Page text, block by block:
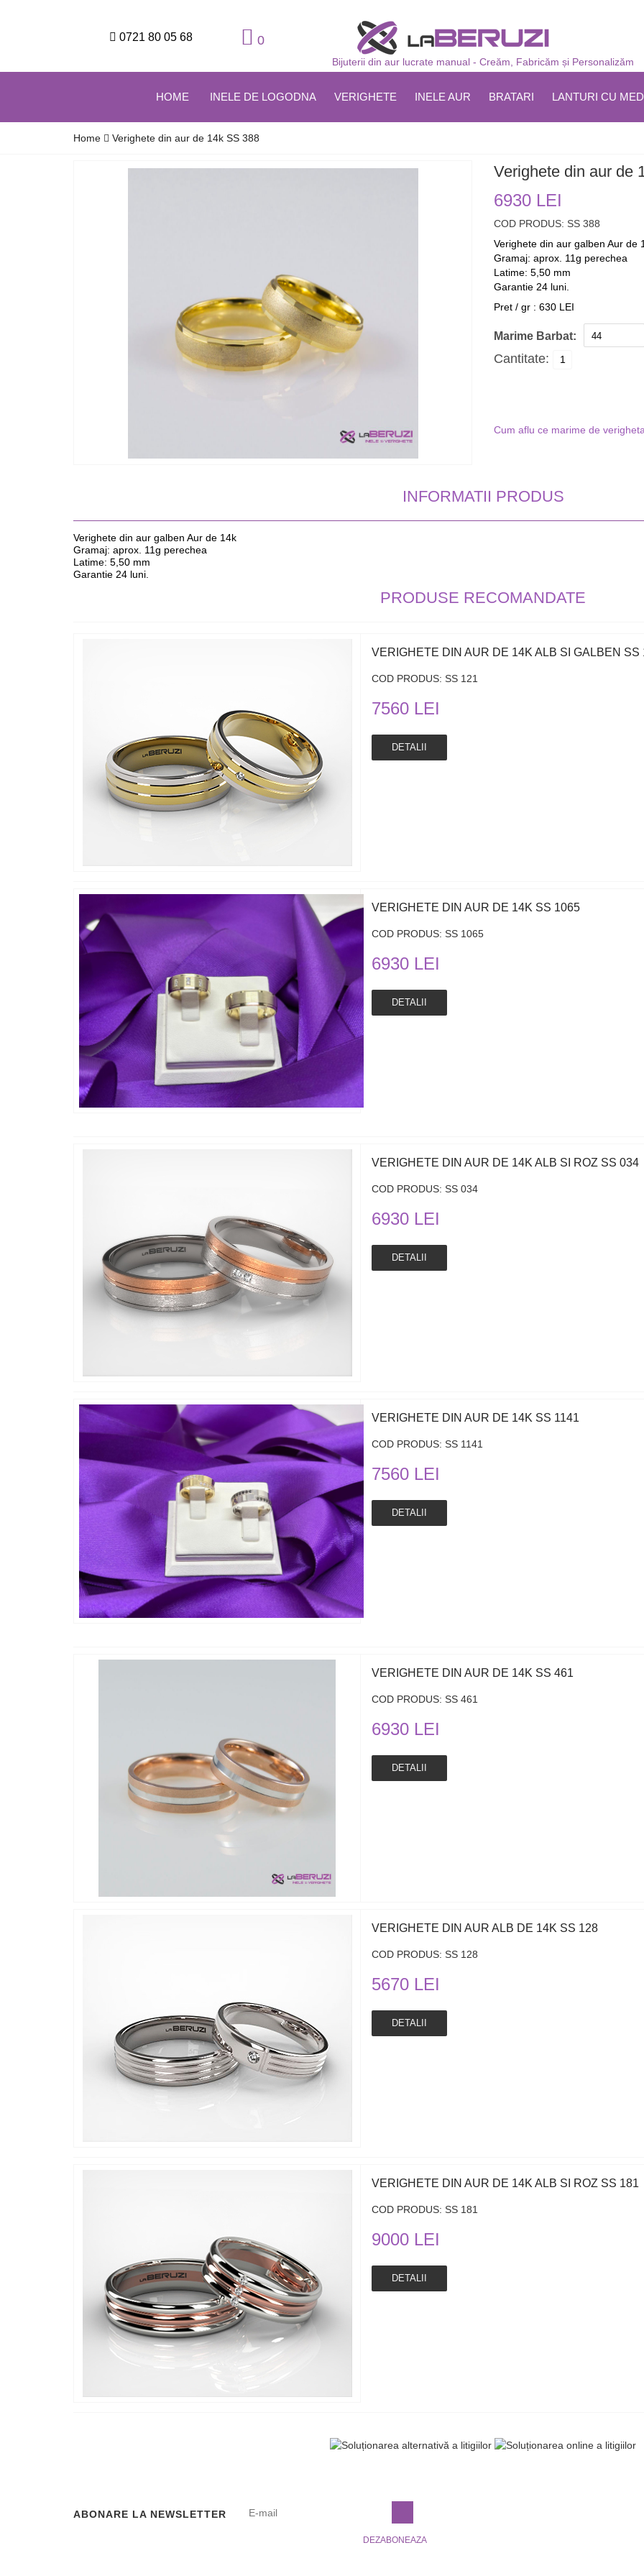
0721 80 05 68 0
Bijuterii din aur lucrate manual - Creăm, Fabricăm și Personalizăm
HOME INELE DE LOGODNA VERIGHETE INELE AUR BRATARI LANTURI CU
Home Verighete din aur de 14k SS 388
Verighete din aur de
6930 LEI
COD PRODUS: SS 388
Verighete din aur galben Aur de
Gramaj: aprox. 11g perechea
Latime: 5,50 mm
Garantie 24 luni.
Pret / gr : 630 LEI
Marime Barbat:
Cantitate:
Cum aflu ce marime de
INFORMATII PRODUS
Verighete din aur galben Aur de 14k
Gramaj: aprox. 11g perechea
Latime: 5,50 mm
Garantie 24 luni.
PRODUSE RECOMANDATE
VERIGHETE DIN AUR DE 14K ALB SI GALBEN SS
COD PRODUS: SS 121
7560 LEI
DETALII
VERIGHETE DIN AUR DE 14K SS 1065
COD PRODUS: SS 1065
6930 LEI
DETALII
VERIGHETE DIN AUR DE 14K ALB SI ROZ SS 034
COD PRODUS: SS 034
6930 LEI
DETALII
VERIGHETE DIN AUR DE 14K SS 1141
COD PRODUS: SS 1141
7560 LEI
DETALII
VERIGHETE DIN AUR DE 14K SS 461
COD PRODUS: SS 461
6930 LEI
DETALII
VERIGHETE DIN AUR ALB DE 14K SS 128
COD PRODUS: SS 128
5670 LEI
DETALII
VERIGHETE DIN AUR DE 14K ALB SI ROZ SS 181
COD PRODUS: SS 181
9000 LEI
DETALII
ABONARE LA NEWSLETTER
DEZABONEAZA